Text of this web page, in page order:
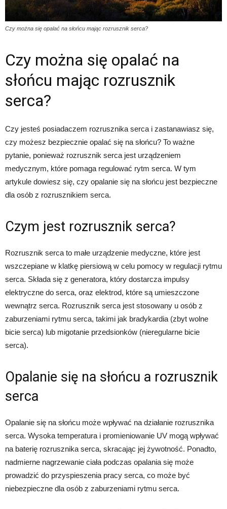
Czy można się opalać na słońcu mając rozrusznik serca?
Czy można się opalać na
słońcu mając rozrusznik
serca?
Czy jesteś posiadaczem rozrusznika serca i zastanawiasz się,
czy możesz bezpiecznie opalać się na słońcu? To ważne
pytanie, ponieważ rozrusznik serca jest urządzeniem
medycznym, które pomaga regulować rytm serca. W tym
artykule dowiesz się, czy opalanie się na słońcu jest bezpieczne
dla osób z rozrusznikiem serca.
Czym jest rozrusznik serca?
Rozrusznik serca to małe urządzenie medyczne, które jest
wszczepiane w klatkę piersiową w celu pomocy w regulacji rytmu
serca. Składa się z generatora, który dostarcza impulsy
elektryczne do serca, oraz elektrod, które są umieszczone
wewnątrz serca. Rozrusznik serca jest stosowany u osób z
zaburzeniami rytmu serca, takimi jak bradykardia (zbyt wolne
bicie serca) lub migotanie przedsionków (nieregularne bicie
serca).
Opalanie się na słońcu a rozrusznik
serca
Opalanie się na słońcu może wpływać na działanie rozrusznika
serca. Wysoka temperatura i promieniowanie UV mogą wpływać
na baterię rozrusznika serca, skracając jej żywotność. Ponadto,
nadmierne nagrzewanie ciała podczas opalania się może
prowadzić do przyspieszenia pracy serca, co może być
niebezpieczne dla osób z zaburzeniami rytmu serca.